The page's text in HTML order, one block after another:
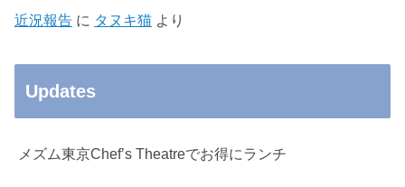
近況報告 に タヌキ猫 より
Updates
メズム東京Chef’s Theatreでお得にランチ